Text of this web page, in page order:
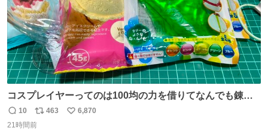
コスプレイヤーってのは100均の力を借りてなんでも錬成
できるんですよねビフォーアフター
返
信
10
リ
ポ
463
い
6,870
21時間前